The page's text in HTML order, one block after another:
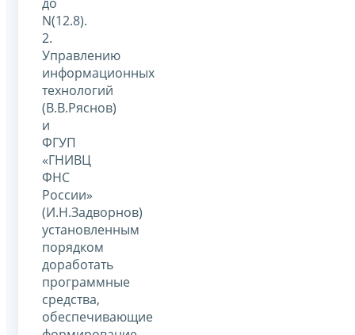
N(12.8).
2.
Управлению
информационных
технологий
(В.В.Ряснов)
и
ФГУП
«ГНИВЦ
ФНС
России»
(И.Н.Задворнов)
установленным
порядком
доработать
программные
средства,
обеспечивающие